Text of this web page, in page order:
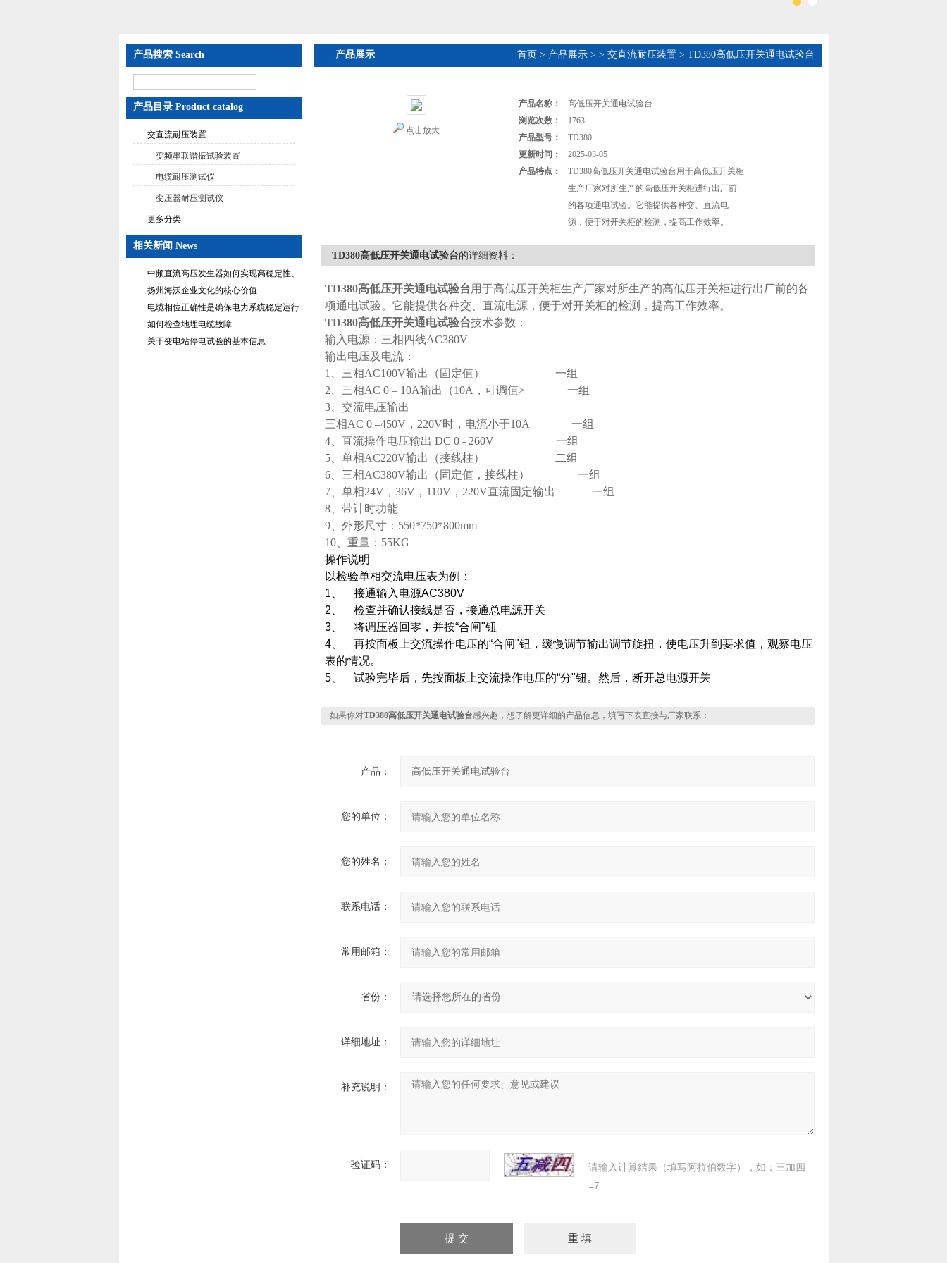
产品搜索 Search
产品目录 Product catalog
交直流耐压装置
变频串联谐振试验装置
电缆耐压测试仪
变压器耐压测试仪
更多分类
相关新闻 News
中频直流高压发生器如何实现高稳定性、
低纹波与便携式设计？
扬州海沃企业文化的核心价值
电缆相位正确性是确保电力系统稳定运行
的重要措施
如何检查地埋电缆故障
关于变电站停电试验的基本信息
产品展示 首页 > 产品展示> > 交直流耐压装置> TD380高低压开关通电试验台
点击放大
产品名称：
高低压开关通电试验台
浏览次数：
1763
产品型号：
TD380
更新时间：
2025-03-05
产品特点：
TD380高低压开关通电试验台用于高低压开关柜
生产厂家对所生产的高低压开关柜进行出厂前
的各项通电试验。它能提供各种交、直流电
源，便于对开关柜的检测，提高工作效率。
TD380高低压开关通电试验台的详细资料：
TD380高低压开关通电试验台用于高低压开关柜生产厂家对所生产的高低压开关柜进行出厂前的各
项通电试验。它能提供各种交、直流电源，便于对开关柜的检测，提高工作效率。
TD380高低压开关通电试验台技术参数：
输入电源：三相四线AC380V
输出电压及电流：
1、三相AC100V输出（固定值） 一组
2、三相AC 0 – 10A输出（10A，可调值> 一组
3、交流电压输出
三相AC 0 –450V，220V时，电流小于10A 一组
4、直流操作电压输出 DC 0 - 260V 一组
5、单相AC220V输出（接线柱） 二组
6、三相AC380V输出（固定值，接线柱） 一组
7、单相24V，36V，110V，220V直流固定输出 一组
8、带计时功能
9、外形尺寸：550*750*800mm
10、重量：55KG
操作说明
以检验单相交流电压表为例：
1、 接通输入电源AC380V
2、 检查并确认接线是否，接通总电源开关
3、 将调压器回零，并按“合闸"钮
4、 再按面板上交流操作电压的“合闸"钮，缓慢调节输出调节旋扭，使电压升到要求值，观察电压
表的情况。
5、 试验完毕后，先按面板上交流操作电压的“分"钮。然后，断开总电源开关
如果你对TD380高低压开关通电试验台感兴趣，想了解更详细的产品信息，填写下表直接与厂家联系：
产品：
您的单位：
您的姓名：
联系电话：
常用邮箱：
省份：
详细地址：
补充说明：
验证码：
请输入计算结果（填写阿拉伯数字），如：三加四
=7